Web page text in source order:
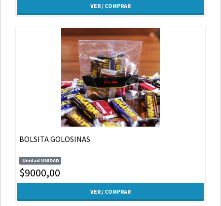
VER / COMPRAR
BOLSITA GOLOSINAS
Unidad UNIDAD
$9000,00
VER / COMPRAR